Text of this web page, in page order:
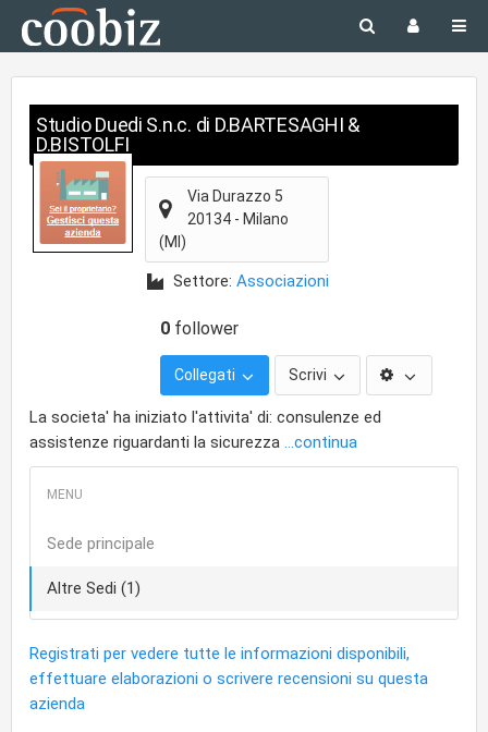
Studio Duedi S.n.c. di D.BARTESAGHI &
D.BISTOLFI
Via Durazzo 5
20134 - Milano
(MI)
Settore: Associazioni
0 follower
Collegati Scrivi
La societa' ha iniziato l'attivita' di: consulenze ed
assistenze riguardanti la sicurezza ...continua
Sede principale
Altre Sedi (1)
Registrati per vedere tutte le informazioni disponibili,
effettuare elaborazioni o scrivere recensioni su questa
azienda